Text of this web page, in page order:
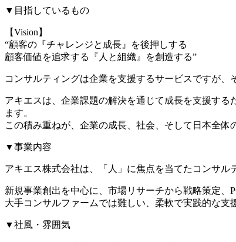
▼目指しているもの
【Vision】
“顧客の『チャレンジと成長』を後押しする
顧客価値を追求する『人と組織』を創造する”
コンサルティングは企業を支援するサービスですが
アキエスは、企業課題の解決を通じて成長を支援す
ます。
この積み重ねが、企業の成長、社会、そして日本全体
▼事業内容
アキエス株式会社は、「人」に焦点を当てたコンサル
新規事業創出を中心に、市場リサーチから戦略策定、
大手コンサルファームでは難しい、柔軟で実践的な支
▼社風・雰囲気